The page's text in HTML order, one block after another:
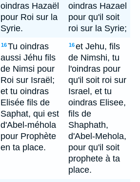
oindras Hazaël
pour Roi sur la
Syrie.
oindras Hazael
pour qu'il soit
roi sur la Syrie;
16Tu oindras
aussi Jéhu fils
de Nimsi pour
Roi sur Israël;
et tu oindras
Elisée fils de
Saphat, qui est
d'Abel-méhola
pour Prophète
en ta place.
16et Jehu, fils
de Nimshi, tu
l'oindras pour
qu'il soit roi sur
Israel, et tu
oindras Elisee,
fils de
Shaphath,
d'Abel-Mehola,
pour qu'il soit
prophete à ta
place.